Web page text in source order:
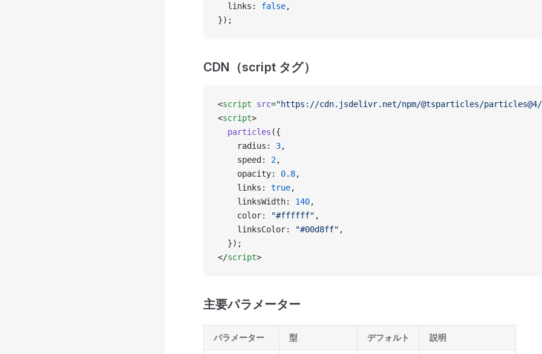
  links:
false,
});
CDN（script タグ）
<script src="https://cdn.jsdelivr.net/npm/@tsparticles/
<script>
  particles
({
    radius:
3,
    speed:
2,
    opacity:
0.8,
    links:
true,
    linksWidth:
140,
    color:
"#ffffff" ,
    linksColor:
"#00d8ff" ,
  });
</script>
主要パラメーター
パラメーター 型 デフォルト 説明